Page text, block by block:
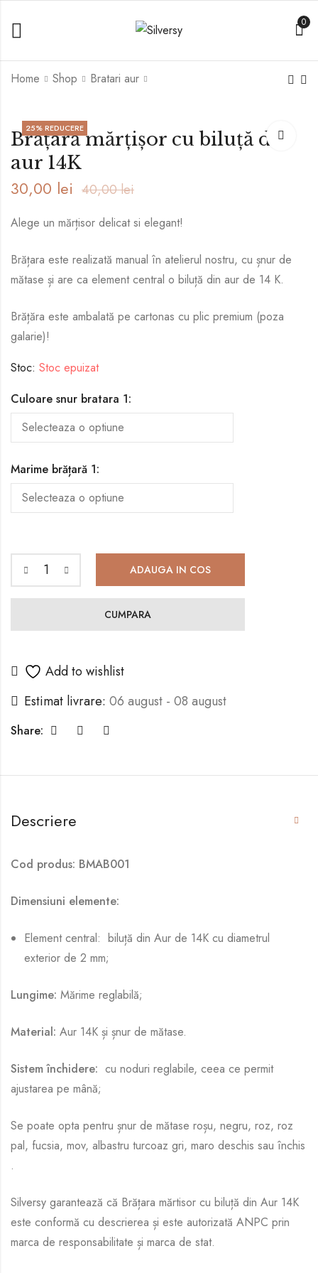
0
Home Shop Bratari aur
biluță de aur
mărțișor cu biluță din
aur 14K
25% REDUCERE
Brățară mărțișor cu biluță din
aur 14K
30,00 lei 40,00lei
Alege un mărțisor delicat si elegant!
Brățara este realizată manual în atelierul nostru, cu șnur de
mătase și are ca element central o biluță din aur de 14 K.
Brățăra este ambalată pe cartonas cu plic premium (poza
galarie)!
Stoc: Stoc epuizat
Culoare snur bratara 1:
Marime brățară 1:
ADAUGA IN COS
CUMPARA
Add to wishlist
Estimat livrare: 06 august - 08 august
Share:
Descriere
Cod produs: BMAB001
Dimensiuni elemente:
Element central: biluță din Aur de 14K cu diametrul
exterior de 2 mm;
Lungime: Mărime reglabilă;
Material: Aur 14K și șnur de mătase.
Sistem închidere: cu noduri reglabile, ceea ce permit
ajustarea pe mână;
Se poate opta pentru șnur de mătase roșu, negru, roz, roz
pal, fucsia, mov, albastru turcoaz gri, maro deschis sau închis
.
Silversy garantează că Brățara mărtisor cu biluță din Aur 14K
este conformă cu descrierea și este autorizată ANPC prin
marca de responsabilitate și marca de stat.